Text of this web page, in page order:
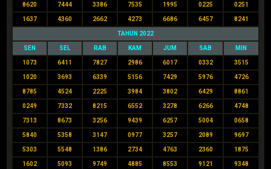
8620 7444 3386 7535 1995 0225 0251
1637 4360 2662 4273 6686 6457 8241
TAHUN 2022
SEN SEL RAB KAM JUM SAB MIN
1073 6411 7827 2986 6017 0332 3515
1020 3693 6339 5156 7429 5976 4726
8785 4524 2225 3984 3802 6429 8861
0249 7332 8215 6552 3278 6266 4748
7313 8673 3256 9439 6257 5004 0658
5840 5358 3147 0977 3257 2089 9697
5303 5548 1386 2734 4763 2360 1875
1602 5093 9749 4885 8553 9121 9348